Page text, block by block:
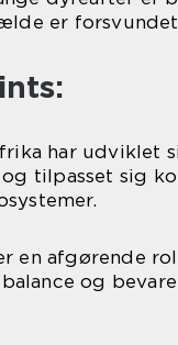
er
har udviklet
tilpasset sig
en afgørende
og